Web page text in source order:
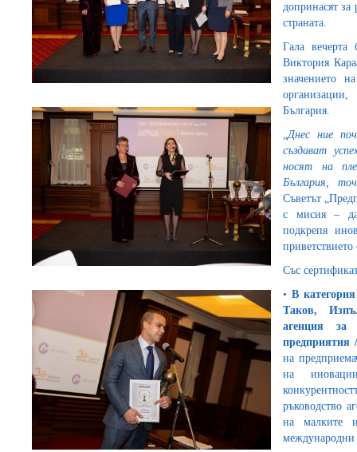
допринасят за
страната.
Гала вечерта
Виктория
значението
България.
„Днес ние
създават
носят на
България,
Съветът
с мисия – да
подкрепя
Със
​•​ В
Таков,
агенция за
предприятия
на
на
ръководство
на малките
международни